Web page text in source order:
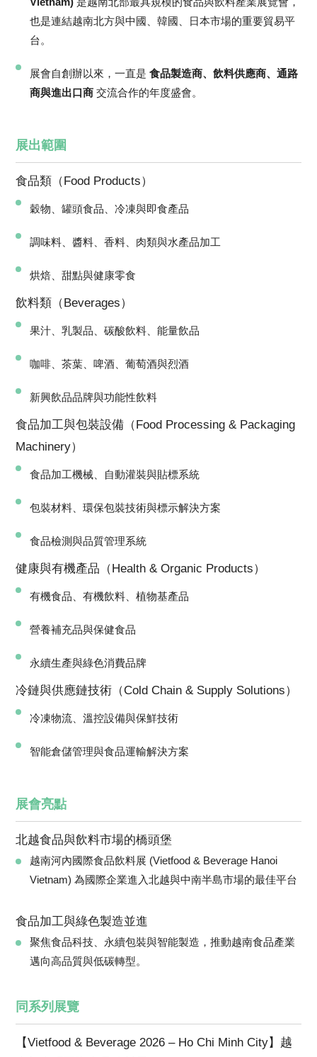
也是連結越南北方與中國、韓國、日本市場的重要貿易平
台。
展會自創辦以來，一直是食品製造商、飲料供應商、通路
商與進出口商 交流合作的年度盛會。
展出範圍
食品類（Food Products）
穀物、罐頭食品、冷凍與即食產品
調味料、醬料、香料、肉類與水產品加工
烘焙、甜點與健康零食
飲料類（Beverages）
果汁、乳製品、碳酸飲料、能量飲品
咖啡、茶葉、啤酒、葡萄酒與烈酒
新興飲品品牌與功能性飲料
食品加工與包裝設備（Food Processing & Packaging
Machinery）
食品加工機械、自動灌裝與貼標系統
包裝材料、環保包裝技術與標示解決方案
食品檢測與品質管理系統
健康與有機產品（Health & Organic Products）
有機食品、有機飲料、植物基產品
營養補充品與保健食品
永續生產與綠色消費品牌
冷鏈與供應鏈技術（Cold Chain & Supply Solutions）
冷凍物流、溫控設備與保鮮技術
智能倉儲管理與食品運輸解決方案
展會亮點
北越食品與飲料市場的橋頭堡
越南河內國際食品飲料展 (Vietfood & Beverage Hanoi
Vietnam) 為國際企業進入北越與中南半島市場的最佳平台
食品加工與綠色製造並進
聚焦食品科技、永續包裝與智能製造，推動越南食品產業
邁向高品質與低碳轉型。
同系列展覽
【Vietfood & Beverage 2026 – Ho Chi Minh City】越